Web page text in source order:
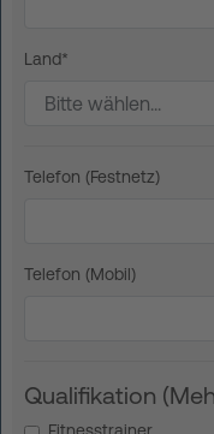
Land*
Telefon (Festnetz)
Telefon (Mobil)
Qualifikation
Fitnesstrainer